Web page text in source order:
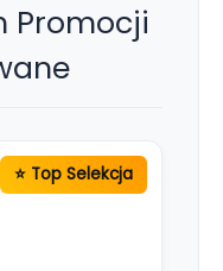
Promocji